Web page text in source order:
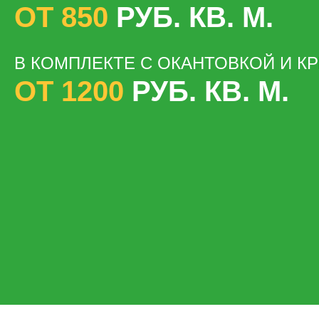
ОТ 850 РУБ. КВ. М.
В КОМПЛЕКТЕ С ОКАНТОВКОЙ И
ОТ 1200 РУБ. КВ. М.